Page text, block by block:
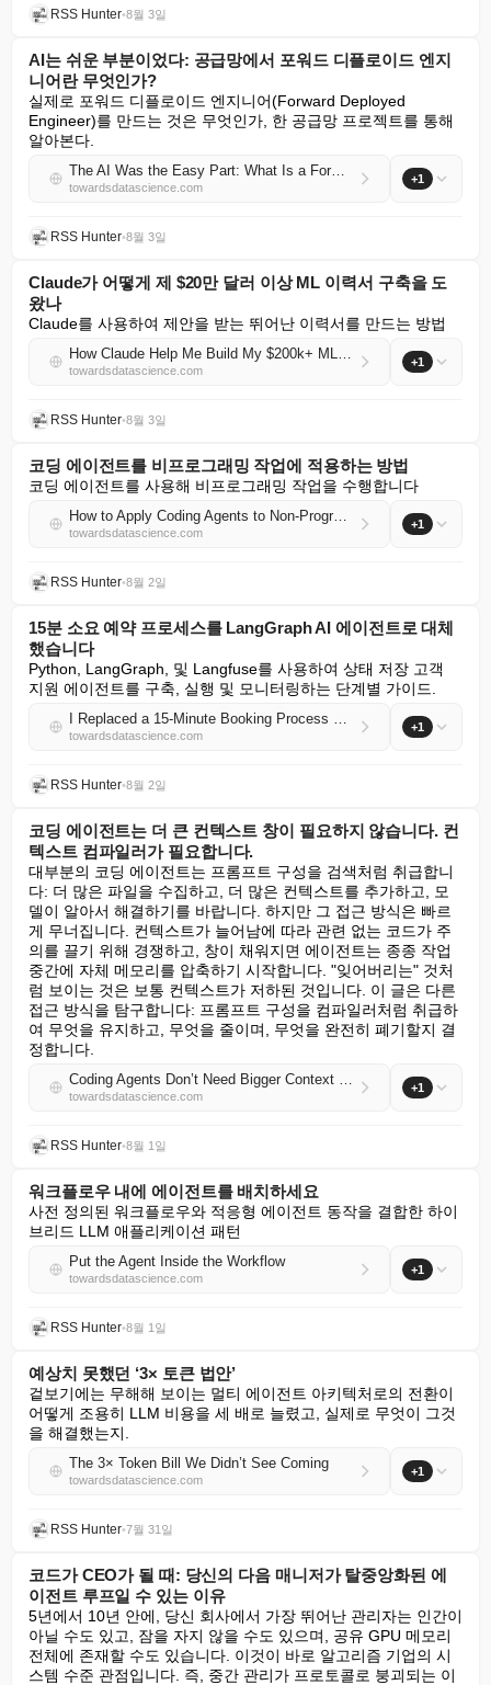
RSS Hunter•8월 3일
AI는 쉬운 부분이었다: 공급망에서 포워드 디플로이드 엔지
니어란 무엇인가?
실제로 포워드 디플로이드 엔지니어(Forward Deployed
Engineer)를 만드는 것은 무엇인가, 한 공급망 프로젝트를 통해
알아본다.
The AI Was the Easy Part: What Is a Forward-Deployed Engineer in a Supply Chain?
towardsdatascience.com
+1
RSS Hunter•8월 3일
Claude가 어떻게 제 $20만 달러 이상 ML 이력서 구축을 도
왔나
Claude를 사용하여 제안을 받는 뛰어난 이력서를 만드는 방법
How Claude Help Me Build My $200k+ ML Resume
towardsdatascience.com
+1
RSS Hunter•8월 3일
코딩 에이전트를 비프로그래밍 작업에 적용하는 방법
코딩 에이전트를 사용해 비프로그래밍 작업을 수행합니다
How to Apply Coding Agents to Non-Programming Tasks
towardsdatascience.com
+1
RSS Hunter•8월 2일
15분 소요 예약 프로세스를 LangGraph AI 에이전트로 대체
했습니다
Python, LangGraph, 및 Langfuse를 사용하여 상태 저장 고객
지원 에이전트를 구축, 실행 및 모니터링하는 단계별 가이드.
I Replaced a 15-Minute Booking Process with a LangGraph AI Agent
towardsdatascience.com
+1
RSS Hunter•8월 2일
코딩 에이전트는 더 큰 컨텍스트 창이 필요하지 않습니다. 컨
텍스트 컴파일러가 필요합니다.
대부분의 코딩 에이전트는 프롬프트 구성을 검색처럼 취급합니
다: 더 많은 파일을 수집하고, 더 많은 컨텍스트를 추가하고, 모
델이 알아서 해결하기를 바랍니다. 하지만 그 접근 방식은 빠르
게 무너집니다. 컨텍스트가 늘어남에 따라 관련 없는 코드가 주
의를 끌기 위해 경쟁하고, 창이 채워지면 에이전트는 종종 작업
중간에 자체 메모리를 압축하기 시작합니다. "잊어버리는" 것처
럼 보이는 것은 보통 컨텍스트가 저하된 것입니다. 이 글은 다른
접근 방식을 탐구합니다: 프롬프트 구성을 컴파일러처럼 취급하
여 무엇을 유지하고, 무엇을 줄이며, 무엇을 완전히 폐기할지 결
정합니다.
Coding Agents Don’t Need Bigger Context Windows — They Need a Context Compiler
towardsdatascience.com
+1
RSS Hunter•8월 1일
워크플로우 내에 에이전트를 배치하세요
사전 정의된 워크플로우와 적응형 에이전트 동작을 결합한 하이
브리드 LLM 애플리케이션 패턴
Put the Agent Inside the Workflow
towardsdatascience.com
+1
RSS Hunter•8월 1일
예상치 못했던 ‘3× 토큰 법안’
겉보기에는 무해해 보이는 멀티 에이전트 아키텍처로의 전환이
어떻게 조용히 LLM 비용을 세 배로 늘렸고, 실제로 무엇이 그것
을 해결했는지.
The 3× Token Bill We Didn’t See Coming
towardsdatascience.com
+1
RSS Hunter•7월 31일
코드가 CEO가 될 때: 당신의 다음 매니저가 탈중앙화된 에
이전트 루프일 수 있는 이유
5년에서 10년 안에, 당신 회사에서 가장 뛰어난 관리자는 인간이
아닐 수도 있고, 잠을 자지 않을 수도 있으며, 공유 GPU 메모리
전체에 존재할 수도 있습니다. 이것이 바로 알고리즘 기업의 시
스템 수준 관점입니다. 즉, 중간 관리가 프로토콜로 붕괴되는 이